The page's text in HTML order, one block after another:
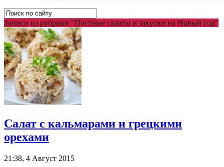
Записи из рубрики "Постные салаты и закуски на Новый год"
Салат с кальмарами и грецкими
орехами
21:38, 4 Август 2015